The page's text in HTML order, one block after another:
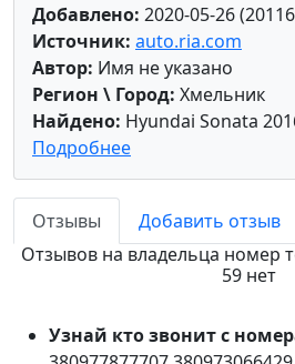
Добавлено: 2020-05-26
Источник: auto.ria.com
Автор: Имя не указано
Регион \ Город: Хмельник
Найдено: Hyundai Sonata
Подробнее
Отзывы
Добавить отзыв
Отзывов на владельца номер
59 нет
Узнай кто звонит с